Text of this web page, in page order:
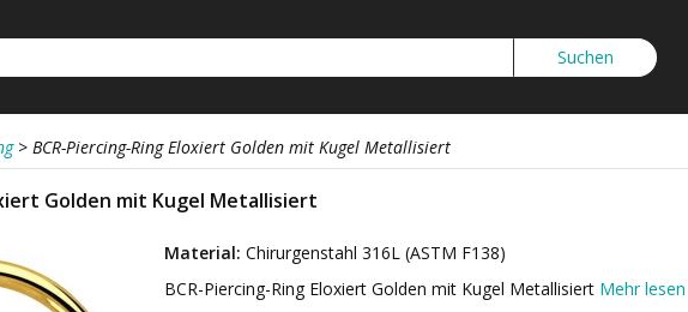
> BCR-Piercing-Ring Eloxiert Golden mit Kugel Metallisiert
Golden mit Kugel Metallisiert
Material: Chirurgenstahl 316L (ASTM F138)
BCR-Piercing-Ring Eloxiert Golden mit Kugel Metallisiert Mehr lesen